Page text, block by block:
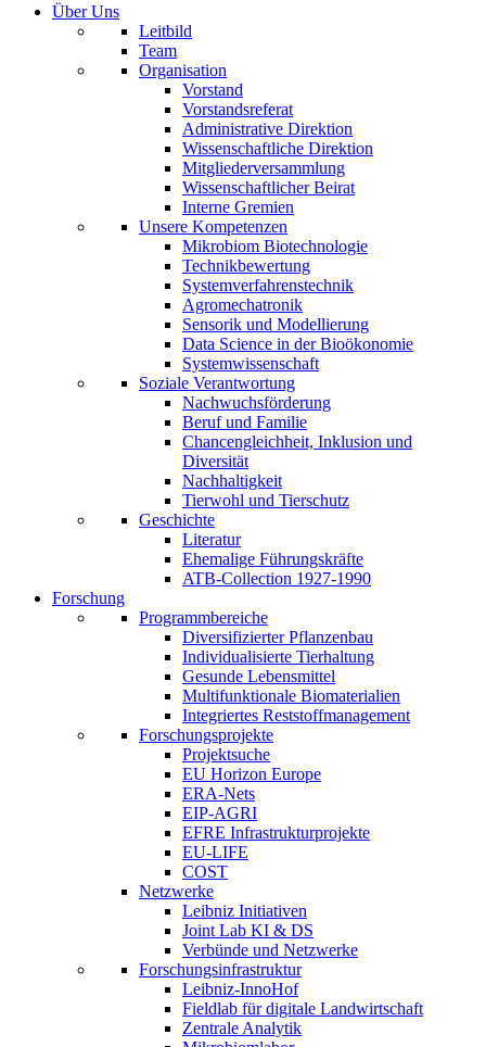
Über Uns
Leitbild
Team
Organisation
Vorstand
Vorstandsreferat
Administrative Direktion
Wissenschaftliche Direktion
Mitgliederversammlung
Wissenschaftlicher Beirat
Interne Gremien
Unsere Kompetenzen
Mikrobiom Biotechnologie
Technikbewertung
Systemverfahrenstechnik
Agromechatronik
Sensorik und Modellierung
Data Science in der Bioökonomie
Systemwissenschaft
Soziale Verantwortung
Nachwuchsförderung
Beruf und Familie
Chancengleichheit, Inklusion und
Diversität
Nachhaltigkeit
Tierwohl und Tierschutz
Geschichte
Literatur
Ehemalige Führungskräfte
ATB-Collection 1927-1990
Forschung
Programmbereiche
Diversifizierter Pflanzenbau
Individualisierte Tierhaltung
Gesunde Lebensmittel
Multifunktionale Biomaterialien
Integriertes Reststoffmanagement
Forschungsprojekte
Projektsuche
EU Horizon Europe
ERA-Nets
EIP-AGRI
EFRE Infrastrukturprojekte
EU-LIFE
COST
Netzwerke
Leibniz Initiativen
Joint Lab KI & DS
Verbünde und Netzwerke
Forschungsinfrastruktur
Leibniz-InnoHof
Fieldlab für digitale Landwirtschaft
Zentrale Analytik